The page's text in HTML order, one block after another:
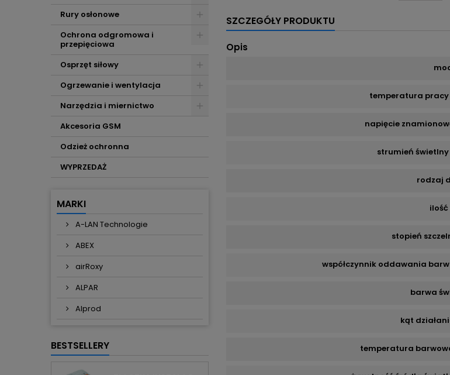
Rury osłonowe
Ochrona odgromowa i
przepięciowa
Osprzęt siłowy
Ogrzewanie i wentylacja
Narzędzia i miernictwo
Akcesoria GSM
Odzież ochronna
WYPRZEDAŻ
MARKI
A-LAN Technologie
ABEX
airRoxy
ALPAR
Alprod
BESTSELLERY
SZCZEGÓŁY PRODUKTU
Opis
temperatura pracy
napięcie
strumień
rodzaj
stopień
współczynnik oddawania
barwa
kąt
temperatura